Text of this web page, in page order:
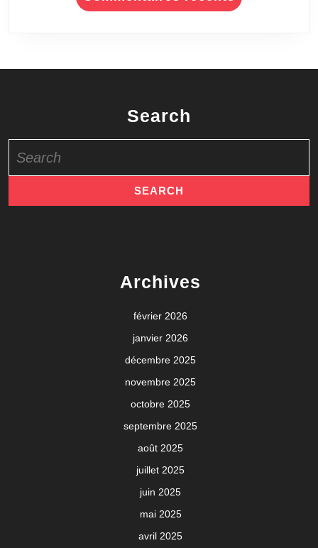
Search
for:
Archives
février 2026
janvier 2026
décembre 2025
novembre 2025
octobre 2025
septembre 2025
août 2025
juillet 2025
juin 2025
mai 2025
avril 2025